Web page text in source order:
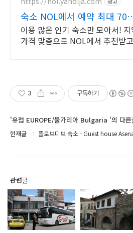
숙소 NOL에서 예약 최대
더블업 할인!
이용 많은 인기 숙소만 모아서!
가격 맞춤으로 NOL에서 추천받
3 구독하기
'유럽 EUROPE/불가리아 Bulgaria '의 다른
현재글 플로브디브 숙소 - Guest house
관련글